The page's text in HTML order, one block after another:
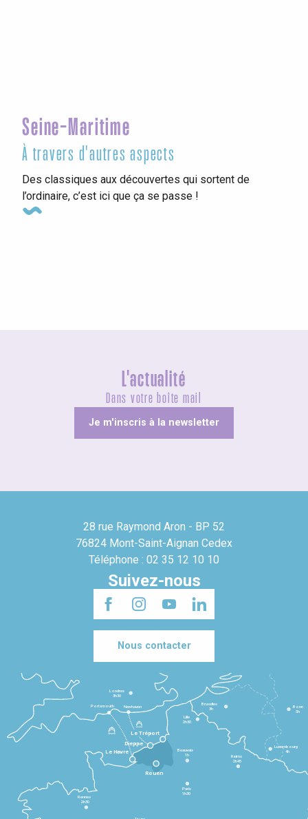
Seine-Maritime
À travers d'autres aspects
Des classiques aux découvertes qui sortent de
l’ordinaire, c’est ici que ça se passe !
L'actualité
Dans votre boîte mail
Je m'inscris à la newsletter
28 rue Raymond Aron - BP 52
76824 Mont-Saint-Aignan Cedex
Téléphone : 02 35 12 10 10
Suivez-nous
Nous contacter
Le Havre
Dieppe
Le Tréport
Rennes
2h30
Paris
1h30
Beauvais
1h
Reims
2h45
Lille
2h30
Bruxelles
3h
Londres
3h30
Newhaven
Portsmouth
Bonn
5h
Luxembourg
4h
Rouen